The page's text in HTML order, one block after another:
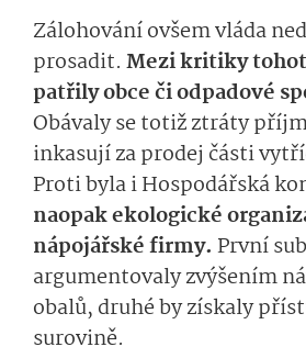
Zálohování ovšem vláda
prosadit. Mezi kritiky
patřily obce či odpadové
Obávaly se totiž ztráty
inkasují za prodej části
Proti byla i Hospodářská
naopak ekologické
nápojářské firmy. První
argumentovaly zvýšením
obalů, druhé by získaly
surovině.